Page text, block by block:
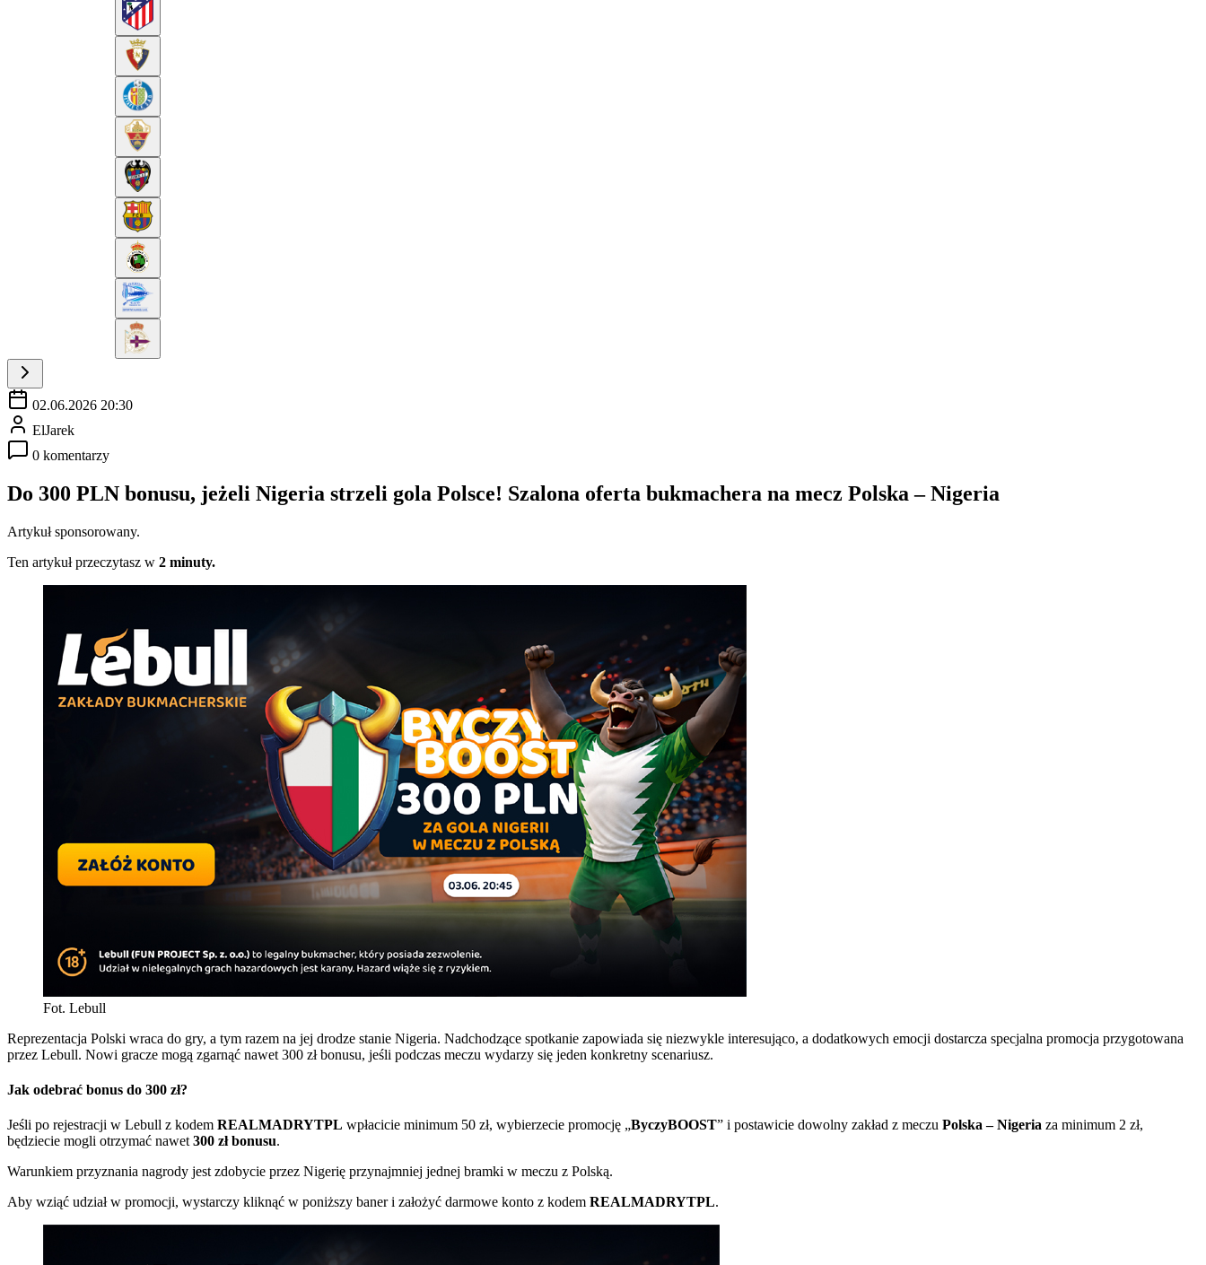
02.06.2026 20:30
ElJarek
0 komentarzy
Do 300 PLN bonusu, jeżeli Nigeria strzeli gola Polsce! Szalona oferta bukmachera na mecz Polska – Nigeria
Artykuł sponsorowany.
Ten artykuł przeczytasz w 2 minuty.
Fot. Lebull
Reprezentacja Polski wraca do gry, a tym razem na jej drodze stanie Nigeria. Nadchodzące spotkanie zapowiada się niezwykle interesująco, a dodatkowych emocji dostarcza specjalna promocja przygotowana
przez Lebull. Nowi gracze mogą zgarnąć nawet 300 zł bonusu, jeśli podczas meczu wydarzy się jeden konkretny scenariusz.
Jak odebrać bonus do 300 zł?
Jeśli po rejestracji w Lebull z kodem REALMADRYTPL wpłacicie minimum 50 zł, wybierzecie promocję „ByczyBOOST” i postawicie dowolny zakład z meczu Polska – Nigeria za minimum 2 zł,
będziecie mogli otrzymać nawet 300 zł bonusu.
Warunkiem przyznania nagrody jest zdobycie przez Nigerię przynajmniej jednej bramki w meczu z Polską.
Aby wziąć udział w promocji, wystarczy kliknąć w poniższy baner i założyć darmowe konto z kodem REALMADRYTPL.